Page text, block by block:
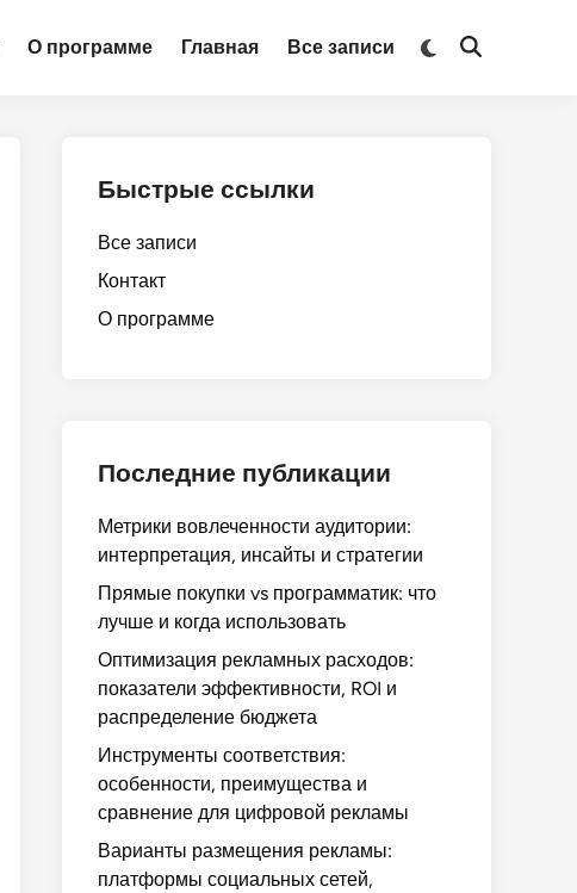
О программе Главная Все записи
Switch
Open
Быстрые ссылки
Все записи
Контакт
О программе
Последние публикации
Метрики вовлеченности аудитории:
интерпретация, инсайты и стратегии
Прямые покупки vs программатик: что
лучше и когда использовать
Оптимизация рекламных расходов:
показатели эффективности, ROI и
распределение бюджета
Инструменты соответствия:
особенности, преимущества и
сравнение для цифровой рекламы
Варианты размещения рекламы:
платформы социальных сетей,